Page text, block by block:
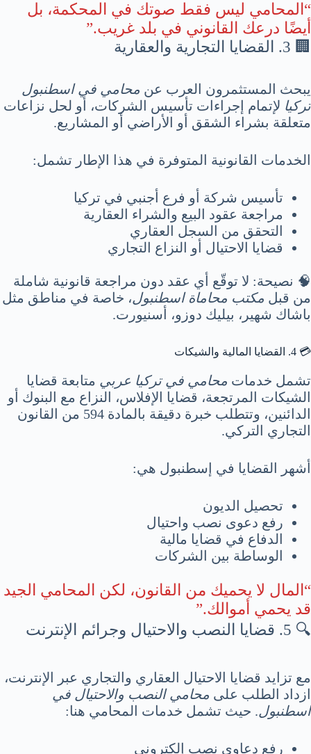
“المحامي ليس فقط صوتك في المحكمة، بل
أيضًا درعك القانوني في بلد غريب.”
🏢 3. القضايا التجارية والعقارية
يبحث المستثمرون العرب عن محامي في اسطنبول
تركيا لإتمام إجراءات تأسيس الشركات، أو لحل نزاعات
متعلقة بشراء الشقق أو الأراضي أو المشاريع.
الخدمات القانونية المتوفرة في هذا الإطار تشمل:
تأسيس شركة أو فرع أجنبي في تركيا
مراجعة عقود البيع والشراء العقارية
التحقق من السجل العقاري
قضايا الاحتيال أو النزاع التجاري
🧠 نصيحة: لا توقّع أي عقد دون مراجعة قانونية شاملة
من قبل مكتب محاماة اسطنبول، خاصة في مناطق مثل
باشاك شهير، بيليك دوزو، أسنيورت.
💳 4. القضايا المالية والشيكات
تشمل خدمات محامي في تركيا عربي متابعة قضايا
الشيكات المرتجعة، قضايا الإفلاس، النزاع مع البنوك أو
الدائنين، وتتطلب خبرة دقيقة بالمادة 594 من القانون
التجاري التركي.
أشهر القضايا في إسطنبول هي:
تحصيل الديون
رفع دعوى نصب واحتيال
الدفاع في قضايا مالية
الوساطة بين الشركات
“المال لا يحميك من القانون، لكن المحامي الجيد
قد يحمي أموالك.”
🔍 5. قضايا النصب والاحتيال وجرائم الإنترنت
مع تزايد قضايا الاحتيال العقاري والتجاري عبر الإنترنت،
ازداد الطلب على محامي النصب والاحتيال في
اسطنبول. حيث تشمل خدمات المحامي هنا:
رفع دعاوى نصب إلكتروني